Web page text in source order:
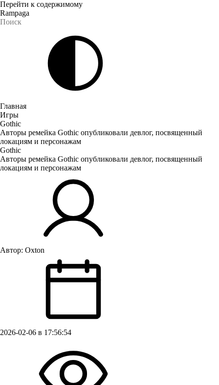
Перейти к содержимому
Rampaga
Главная
Игры
Gothic
Авторы ремейка Gothic опубликовали девлог, посвященный
локациям и персонажам
Gothic
Авторы ремейка Gothic опубликовали девлог, посвященный
локациям и персонажам
Автор: Oxton
2026-02-06 в 17:56:54